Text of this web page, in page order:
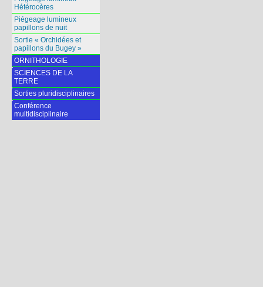
Hétérocères
Piégeage lumineux
papillons de nuit
Sortie « Orchidées et
papillons du Bugey »
ORNITHOLOGIE
SCIENCES DE LA
TERRE
Sorties pluridisciplinaires
Conférence
multidisciplinaire